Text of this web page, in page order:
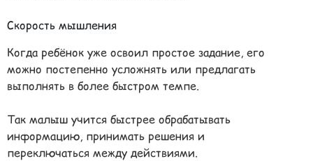
Скорость мышления
Когда ребёнок уже освоил простое задание, его
можно постепенно усложнять или предлагать
выполнять в более быстром темпе.
Так малыш учится быстрее обрабатывать
информацию, принимать решения и
переключаться между действиями.